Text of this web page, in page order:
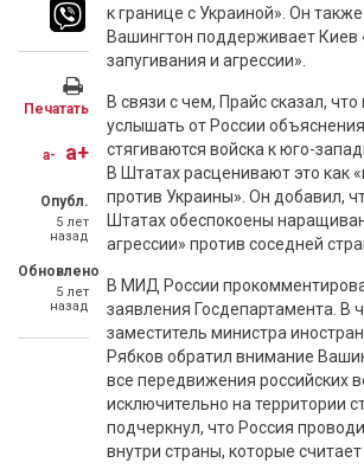
Печатать
a- a+
Опубл.
5 лет
назад
Обновлено
5 лет
назад
к границе с Украиной». Он
Вашингтон поддерживает Киев
запугивания и агрессии».
В связи с чем, Прайс сказал,
услышать от России
стягиваются войска к юго-
В Штатах расценивают это как
против Украины». Он добавил,
Штатах обеспокоены
агрессии» против соседней
В МИД России
заявления Госдепартамента. В
заместитель министра
Рябков обратил внимание
все передвижения российских
исключительно на территории
подчеркнул, что Россия
внутри страны, которые